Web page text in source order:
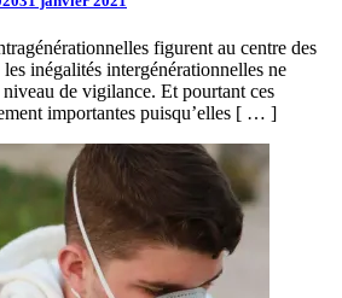
figurent au centre des
inégalités intergénérationnelles ne
de vigilance. Et pourtant ces
importantes puisqu’elles [ … ]